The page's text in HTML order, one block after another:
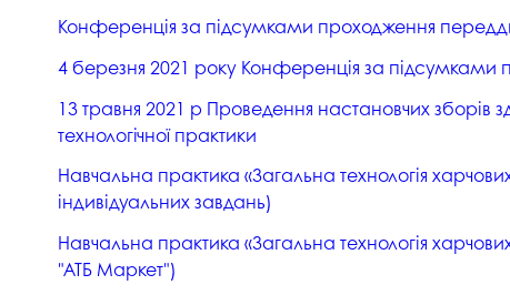
Конференція за підсумками проходження
4 березня 2021 року Конференція за підсумками
13 травня 2021 р Проведення настановчих зборів
технологічної практики
Навчальна практика «Загальна технологія
індивідуальних завдань)
Навчальна практика «Загальна технологія
"АТБ Маркет")